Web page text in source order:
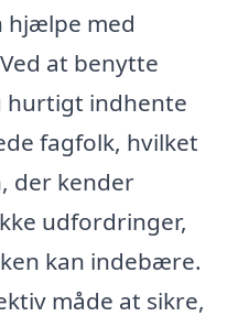
hjælpe med
at benytte
hurtigt indhente
fagfolk, hvilket
der kender
udfordringer,
kan indebære.
måde at sikre,